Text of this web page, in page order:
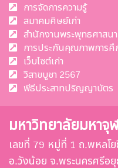
การจัดการความรู้
สมาคมศิษย์เก่า
สำนักงานพระพุทธศาสน
การประกันคุณภาพการศึ
เว็บไซต์เก่า
วิสาขบูชา 2567
พีธีประสาทปริญญาบัตร
มหาวิทยาลัยมหา
เลขที่ 79 หมู่ที่ 1 ถ.พหลโ
อ.วังน้อย จ.พระนครศรีอ